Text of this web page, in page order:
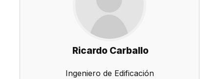
Ricardo Carballo
Ingeniero de Edificación